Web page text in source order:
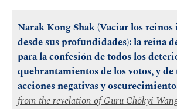
Narak Kong Shak (Vaciar los
desde sus profundidades): la reina
para la confesión de todos los
quebrantamientos de los votos, y de
acciones negativas y
from the revelation ofGuru Chökyi